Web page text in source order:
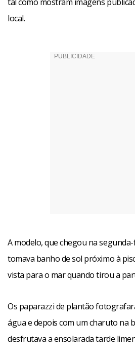
local.
A modelo, que chegou na
tomava banho de sol próximo à
vista para o mar quando tirou a
Os paparazzi de plantão
água e depois com um charuto na
desfrutava a ensolarada tarde